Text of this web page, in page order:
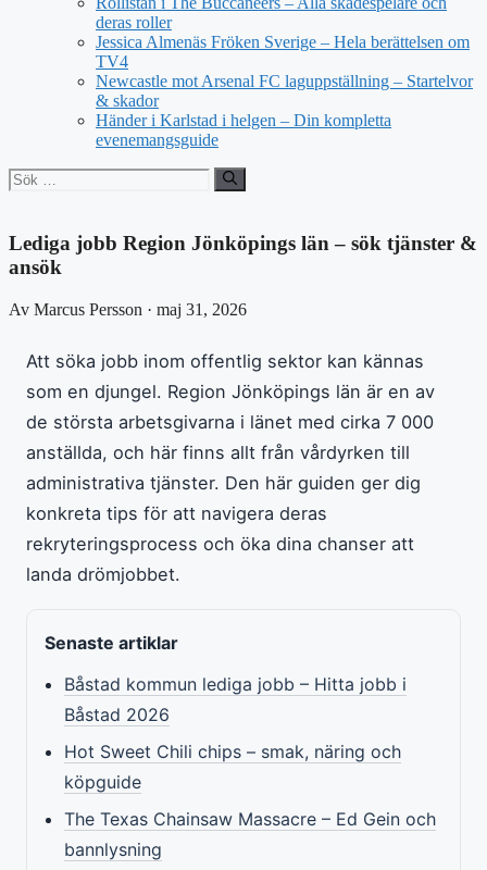
deras roller
Jessica Almenäs Fröken Sverige – Hela berättelsen om
TV4
Newcastle mot Arsenal FC laguppställning – Startelvor
& skador
Händer i Karlstad i helgen – Din kompletta
evenemangsguide
Sök
efter:
Lediga jobb Region Jönköpings län – sök tjänster &
ansök
Av Marcus Persson · maj 31, 2026
Att söka jobb inom offentlig sektor kan kännas
som en djungel. Region Jönköpings län är en av
de största arbetsgivarna i länet med cirka 7 000
anställda, och här finns allt från vårdyrken till
administrativa tjänster. Den här guiden ger dig
konkreta tips för att navigera deras
rekryteringsprocess och öka dina chanser att
landa drömjobbet.
Senaste artiklar
Båstad kommun lediga jobb – Hitta jobb i
Båstad 2026
Hot Sweet Chili chips – smak, näring och
köpguide
The Texas Chainsaw Massacre – Ed Gein och
bannlysning